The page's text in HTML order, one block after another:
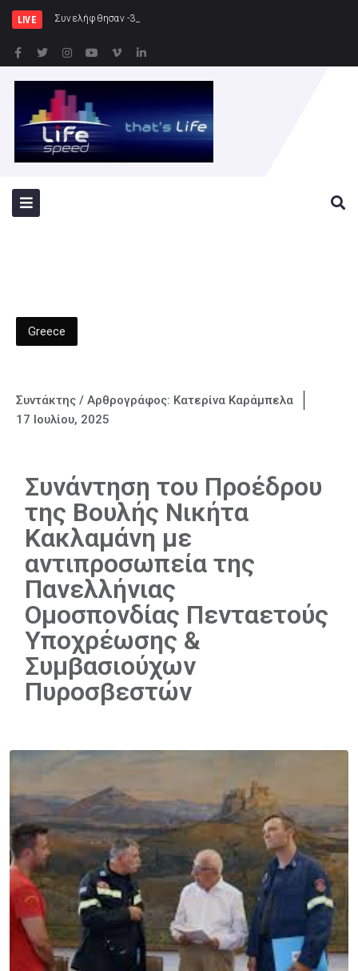
LIVE Συνελήφθησαν -3- άτομα για καλλιέργεια
Greece
Συντάκτης / Αρθρογράφος: Κατερίνα Καράμπελα
17 Ιουλίου, 2025
Συνάντηση του Προέδρου
της Βουλής Νικήτα
Κακλαμάνη με
αντιπροσωπεία της
Πανελλήνιας
Ομοσπονδίας Πενταετούς
Υποχρέωσης &
Συμβασιούχων
Πυροσβεστών